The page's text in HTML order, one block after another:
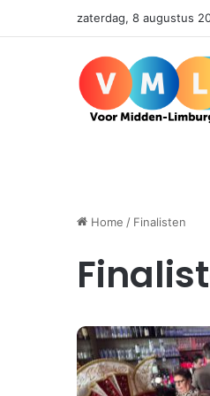
zaterdag, 8 augustus
Home / Finalisten